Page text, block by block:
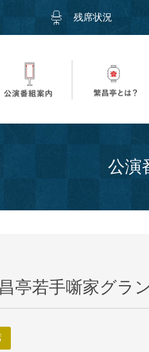
残席状況
公演
亭若手噺家グラ